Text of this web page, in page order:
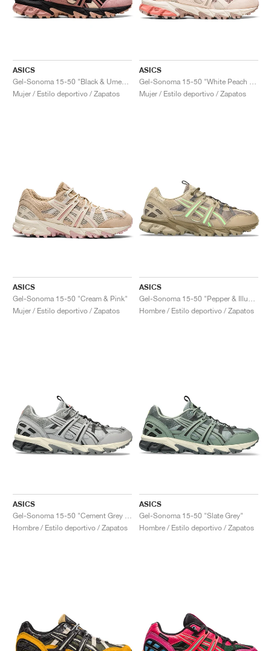
ASICS
Mujer / Estilo deportivo / Zapatos
ASICS
Mujer / Estilo deportivo / Zapatos
ASICS
Gel-Sonoma 15-50 "Cream & Pink"
Mujer / Estilo deportivo / Zapatos
ASICS
Hombre / Estilo deportivo / Zapatos
ASICS
Hombre / Estilo deportivo / Zapatos
ASICS
Gel-Sonoma 15-50 "Slate Grey"
Hombre / Estilo deportivo / Zapatos